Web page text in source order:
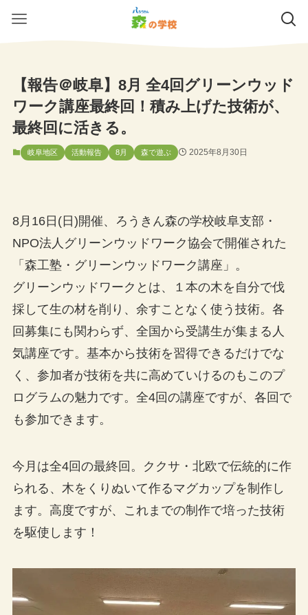
【報告＠岐阜】8月 全4回グリーンウッド
ワーク講座最終回！積み上げた技術が、
最終回に活きる。
岐阜地区 活動報告 8月 森で遊ぶ 2025年8月30日
8月16日(日)開催、ろうきん森の学校岐阜支部・
NPO法人グリーンウッドワーク協会で開催された
「森工塾・グリーンウッドワーク講座」。
グリーンウッドワークとは、１本の木を自分で伐
採して生の材を削り、余すことなく使う技術。各
回募集にも関わらず、全国から受講生が集まる人
気講座です。基本から技術を習得できるだけでな
く、参加者が技術を共に高めていけるのもこのプ
ログラムの魅力です。全4回の講座ですが、各回で
も参加できます。
今月は全4回の最終回。ククサ・北欧で伝統的に作
られる、木をくりぬいて作るマグカップを制作し
ます。高度ですが、これまでの制作で培った技術
を駆使します！